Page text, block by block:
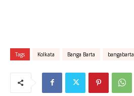
Tags Kolkata Banga Barta bangabarta